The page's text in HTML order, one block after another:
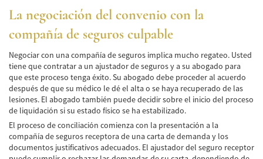
Accidente por Alcance de Motocicleta
Qué Hacer Después de un Accidente de
Accidentes Peatonales
Compañías de Seguros
Determinando la Culpa
Estadísticas de Accidentes de Peatones
La negociación del convenio con la
compañía de seguros culpable
Negociar con una compañía de seguros implica mucho regateo. Usted
tiene que contratar a un ajustador de seguros y a su abogado para
que este proceso tenga éxito. Su abogado debe proceder al acuerdo
después de que su médico le dé el alta o se haya recuperado de las
lesiones. El abogado también puede decidir sobre el inicio del proceso
de liquidación si su estado físico se ha estabilizado.
El proceso de conciliación comienza con la presentación a la
compañía de seguros receptora de una carta de demanda y los
documentos justificativos adecuados. El ajustador del seguro receptor